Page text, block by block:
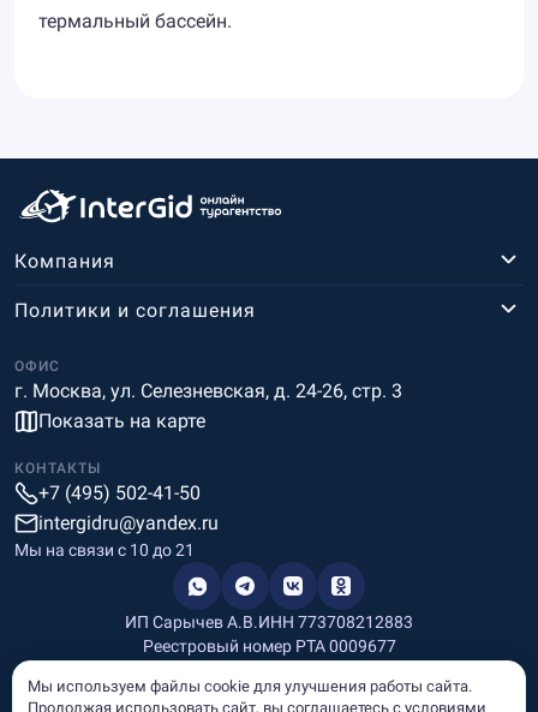
термальный бассейн.
Компания
ОФИС
г. Москва, ул. Селезневская, д. 24-26, стр. 3
Показать на карте
Политики и соглашения
КОНТАКТЫ
+7 (495) 502-41-50
intergidru@yandex.ru
Мы на связи c 10 до 21
ИП Сарычев А.В.ИНН 773708212883
Реестровый номер РТА 0009677
Информация, размещённая на сайте, носит информационный
Мы используем файлы cookie для улучшения работы сайта.
Продолжая использовать сайт, вы соглашаетесь с условиями